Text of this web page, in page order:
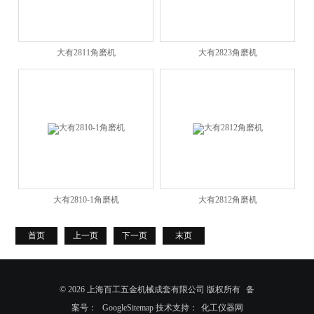
大有2811角磨机 大有2823角磨机
大有2810-1角磨机 大有2812角磨机
首页 上一页 下一页 末页
© 2026 上海百工五金机械成套有限公司 版权所有 备
案号：
GoogleSitemap技术支持： 化工仪器网